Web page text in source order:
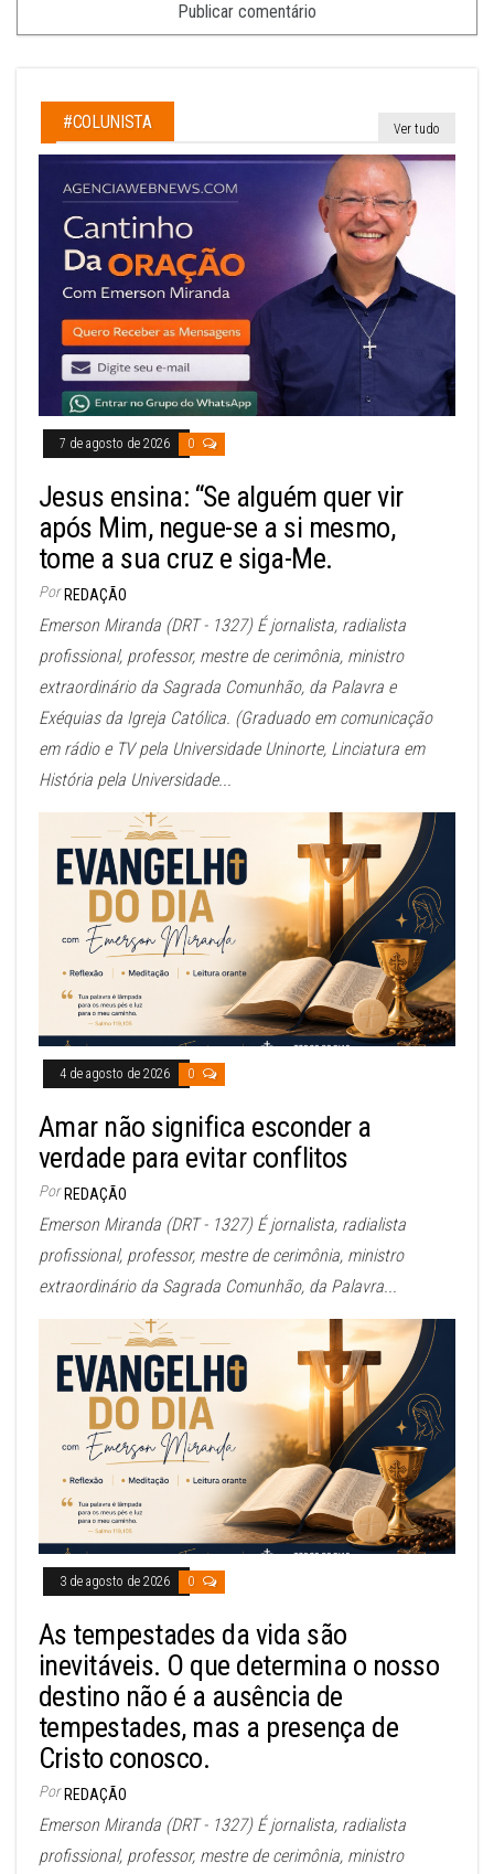
#COLUNISTA Ver tudo
7 de agosto de 2026 0
Jesus ensina: “Se alguém quer vir
após Mim, negue-se a si mesmo,
tome a sua cruz e siga-Me.
Por REDAÇÃO
Emerson Miranda (DRT - 1327) É jornalista, radialista
profissional, professor, mestre de cerimônia, ministro
extraordinário da Sagrada Comunhão, da Palavra e
Exéquias da Igreja Católica. (Graduado em comunicação
em rádio e TV pela Universidade Uninorte, Linciatura em
História pela Universidade...
4 de agosto de 2026 0
Amar não significa esconder a
verdade para evitar conflitos
Por REDAÇÃO
Emerson Miranda (DRT - 1327) É jornalista, radialista
profissional, professor, mestre de cerimônia, ministro
extraordinário da Sagrada Comunhão, da Palavra...
3 de agosto de 2026 0
As tempestades da vida são
inevitáveis. O que determina o nosso
destino não é a ausência de
tempestades, mas a presença de
Cristo conosco.
Por REDAÇÃO
Emerson Miranda (DRT - 1327) É jornalista, radialista
profissional, professor, mestre de cerimônia, ministro